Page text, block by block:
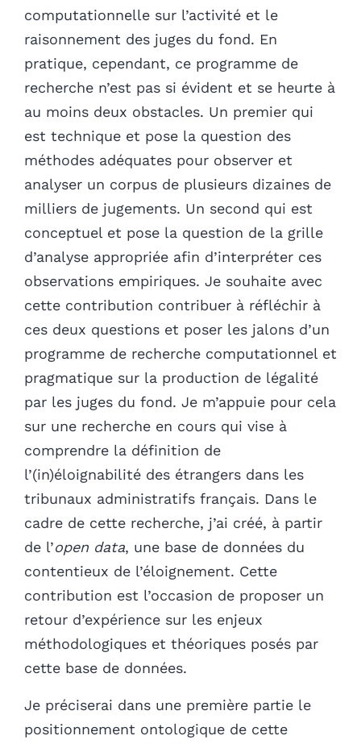
computationnelle sur l’activité et le
raisonnement des juges du fond. En
pratique, cependant, ce programme de
recherche n’est pas si évident et se heurte à
au moins deux obstacles. Un premier qui
est technique et pose la question des
méthodes adéquates pour observer et
analyser un corpus de plusieurs dizaines de
milliers de jugements. Un second qui est
conceptuel et pose la question de la grille
d’analyse appropriée afin d’interpréter ces
observations empiriques. Je souhaite avec
cette contribution contribuer à réfléchir à
ces deux questions et poser les jalons d’un
programme de recherche computationnel et
pragmatique sur la production de légalité
par les juges du fond. Je m’appuie pour cela
sur une recherche en cours qui vise à
comprendre la définition de
l’(in)éloignabilité des étrangers dans les
tribunaux administratifs français. Dans le
cadre de cette recherche, j’ai créé, à partir
de l’open data, une base de données du
contentieux de l’éloignement. Cette
contribution est l’occasion de proposer un
retour d’expérience sur les enjeux
méthodologiques et théoriques posés par
cette base de données.
Je préciserai dans une première partie le
positionnement ontologique de cette